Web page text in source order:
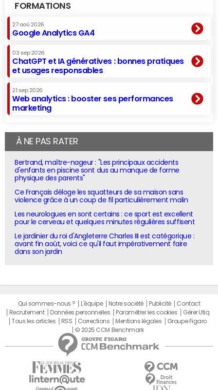
FORMATIONS
27 aoû 2026
Google Analytics GA4
03 sep 2026
ChatGPT et IA génératives : bonnes pratiques
et usages responsables
21 sep 2026
Web analytics : booster ses performances
marketing
À NE PAS RATER
Bertrand, maître-nageur : "Les principaux accidents
d'enfants en piscine sont dus au manque de forme
physique des parents"
Ce Français déloge les squatteurs de sa maison sans
violence grâce à un coup de fil particulièrement malin
Les neurologues en sont certains : ce sport est excellent
pour le cerveau et quelques minutes régulières suffisent
Le jardinier du roi d'Angleterre Charles III est catégorique :
avant fin août, voici ce qu'il faut impérativement faire
dans son jardin
Qui sommes-nous ? L'équipe Notre société Publicité
Contact
Recrutement
Données personnelles Paramétrer les cookies
Gérer Utiq
Tous les articles
RSS Corrections Mentions légales
Groupe Figaro
© 2025 CCM Benchmark